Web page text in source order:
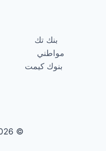
بنك تك
مواطني
بنوك كيمت
© 2026 أماكننا